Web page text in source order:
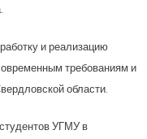
и реализацию
требованиям и
области.
УГМУ в